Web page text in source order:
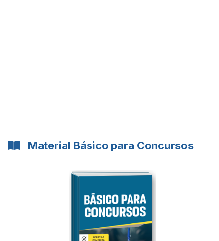
Material Básico para Concursos